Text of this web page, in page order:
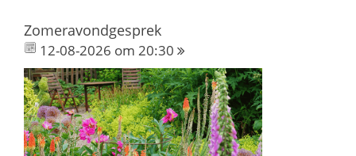
Zomeravondgesprek
12-08-2026 om 20:30